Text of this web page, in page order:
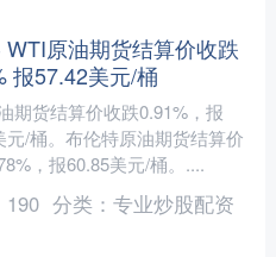
WTI原油期货结算价收跌
报57.42美元/桶
期货结算价收跌0.91%，报
元/桶。布伦特原油期货结算价
，报60.85美元/桶。....
190 分类： 专业炒股配资